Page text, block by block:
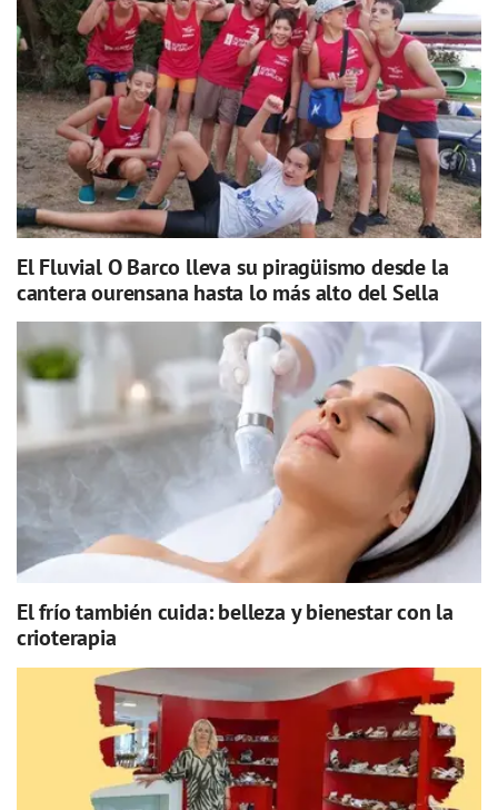
El Fluvial O Barco lleva su piragüismo desde la
cantera ourensana hasta lo más alto del Sella
El frío también cuida: belleza y bienestar con la
crioterapia